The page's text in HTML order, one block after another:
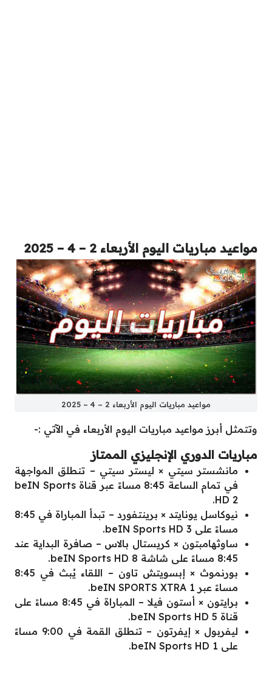
مواعيد مباريات اليوم الأربعاء 2 – 4 – 2025
مواعيد مباريات اليوم الأربعاء 2 – 4 – 2025
وتتمثل أبرز مواعيد مباريات اليوم الأربعاء في الآتي :-
مباريات الدوري الإنجليزي الممتاز
مانشستر سيتي × ليستر سيتي – تنطلق المواجهة
في تمام الساعة 8:45 مساءً عبر قناة beIN Sports
HD 2.
نيوكاسل يونايتد × برينتفورد – تبدأ المباراة في 8:45
مساءً على beIN Sports HD 3.
ساوثهامبتون × كريستال بالاس – صافرة البداية عند
8:45 مساءً على شاشة beIN Sports HD 8.
بورنموث × إبسويتش تاون – اللقاء يُبث في 8:45
مساءً عبر beIN SPORTS XTRA 1.
برايتون × أستون فيلا – المباراة في 8:45 مساءً على
قناة beIN Sports HD 5.
ليفربول × إيفرتون – تنطلق القمة في 9:00 مساءً
على beIN Sports HD 1.